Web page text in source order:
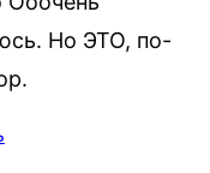
Но ЭТО, по-